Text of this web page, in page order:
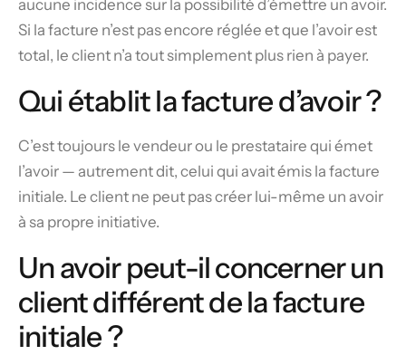
aucune incidence sur la possibilité d’émettre un avoir.
Si la facture n’est pas encore réglée et que l’avoir est
total, le client n’a tout simplement plus rien à payer.
Qui établit la facture d’avoir ?
C’est toujours le vendeur ou le prestataire qui émet
l’avoir — autrement dit, celui qui avait émis la facture
initiale. Le client ne peut pas créer lui-même un avoir
à sa propre initiative.
Un avoir peut-il concerner un
client différent de la facture
initiale ?